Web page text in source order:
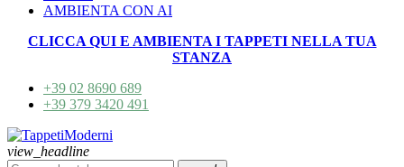
AMBIENTA CON AI
CLICCA QUI E AMBIENTA I TAPPETI NELLA TUA
STANZA
+39 02 8690 689
+39 379 3420 491
view_headline